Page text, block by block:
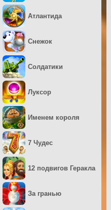
Атлантида
Снежок
Солдатики
Луксор
Именем короля
7 Чудес
12 подвигов Геракла
За гранью